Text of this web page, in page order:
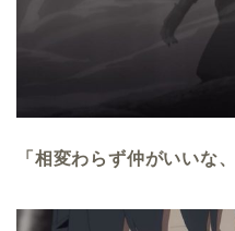
「相変わらず仲がいいな